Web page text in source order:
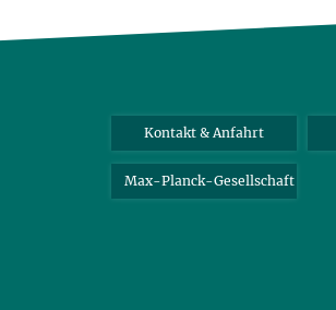
Kontakt & Anfahrt
Max-Planck-Gesellschaft